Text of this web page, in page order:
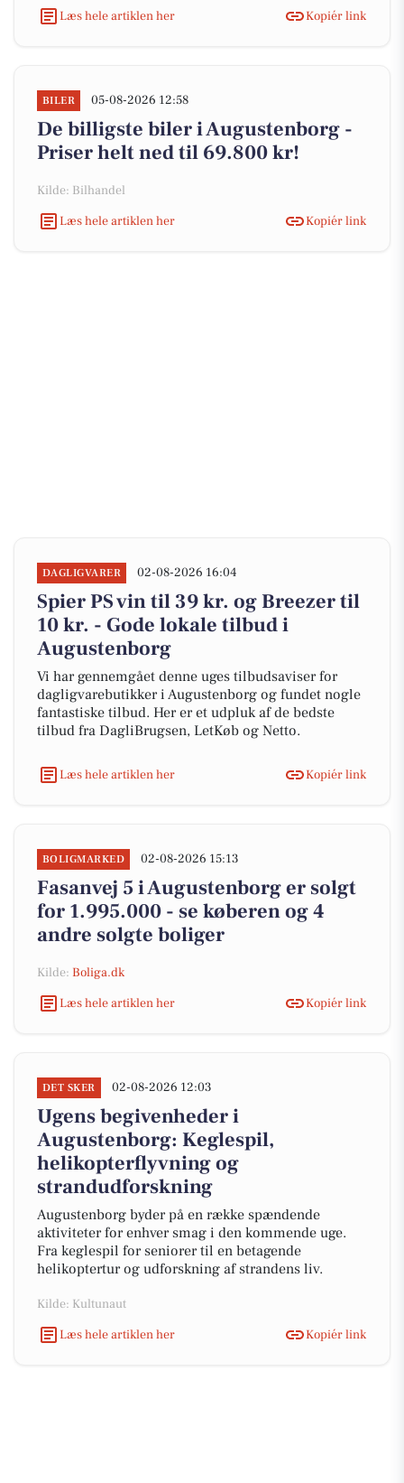
Læs hele artiklen her Kopiér link
BILER 05-08-2026 12:58
De billigste biler i Augustenborg -
Priser helt ned til 69.800 kr!
Kilde: Bilhandel
Læs hele artiklen her
Kopiér link
DAGLIGVARER 02-08-2026 16:04
Spier PS vin til 39 kr. og Breezer til
10 kr. - Gode lokale tilbud i
Augustenborg
Vi har gennemgået denne uges tilbudsaviser for
dagligvarebutikker i Augustenborg og fundet nogle
fantastiske tilbud. Her er et udpluk af de bedste
tilbud fra DagliBrugsen, LetKøb og Netto.
Læs hele artiklen her Kopiér link
BOLIGMARKED 02-08-2026 15:13
Fasanvej 5 i Augustenborg er solgt
for 1.995.000 - se køberen og 4
andre solgte boliger
Kilde: Boliga.dk
Læs hele artiklen her
Kopiér link
DET SKER 02-08-2026 12:03
Ugens begivenheder i
Augustenborg: Keglespil,
helikopterflyvning og
strandudforskning
Augustenborg byder på en række spændende
aktiviteter for enhver smag i den kommende uge.
Fra keglespil for seniorer til en betagende
helikoptertur og udforskning af strandens liv.
Kilde: Kultunaut
Læs hele artiklen her
Kopiér link